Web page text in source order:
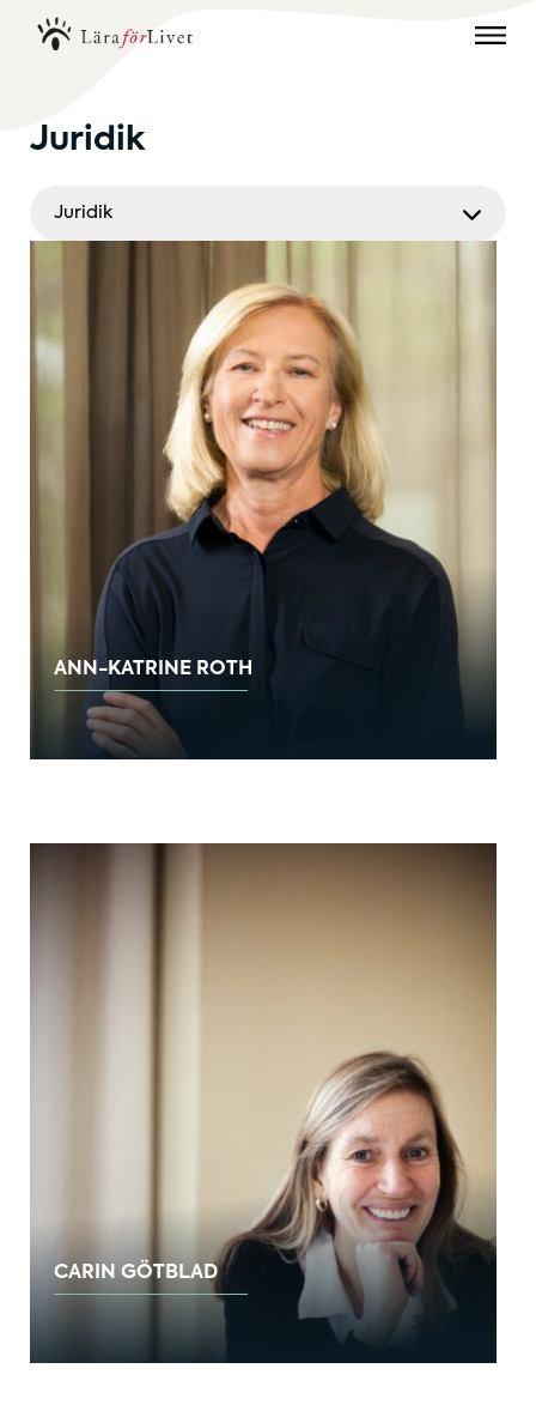
Juridik
Juridik
ANN-KATRINE ROTH
CARIN GÖTBLAD